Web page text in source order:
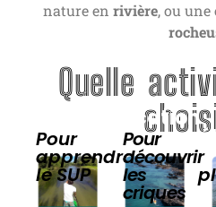
nature en rivière, ou
Quelle
rivière
Pour
apprendre
le SUP
Location
en mer
Pour
découvrir
les
criques